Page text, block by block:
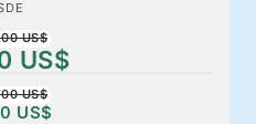
US$
US$
US$
US$